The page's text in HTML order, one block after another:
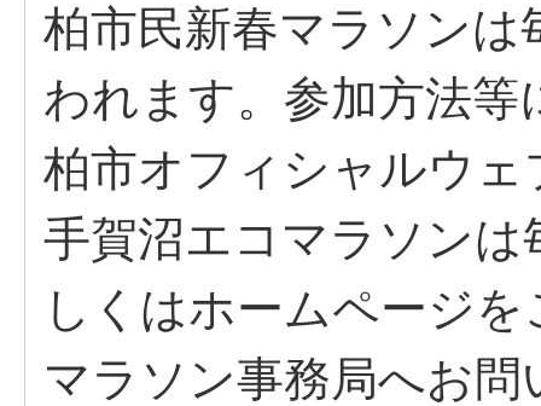
柏市民新春マラソンは
われます。参加方法
柏市オフィシャルウ
手賀沼エコマラソン
しくはホームページ
マラソン事務局へお